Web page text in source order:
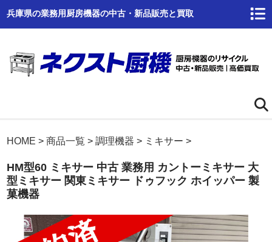
兵庫県の業務用厨房機器の中古・新品販売と買取
ホーム
ネクスト厨機とは
商品一覧
高価買取
HOME >商品一覧 >調理機器 > ミキサー >
HM型60 ミキサー 中古 業務用 カントーミキサー 大
型ミキサー 関東ミキサー ドゥフック ホイッパー 製
菓機器